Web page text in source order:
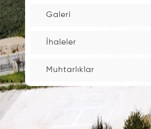
Elektronik
Belge
Galeri
İhaleler
Muhtarlıklar